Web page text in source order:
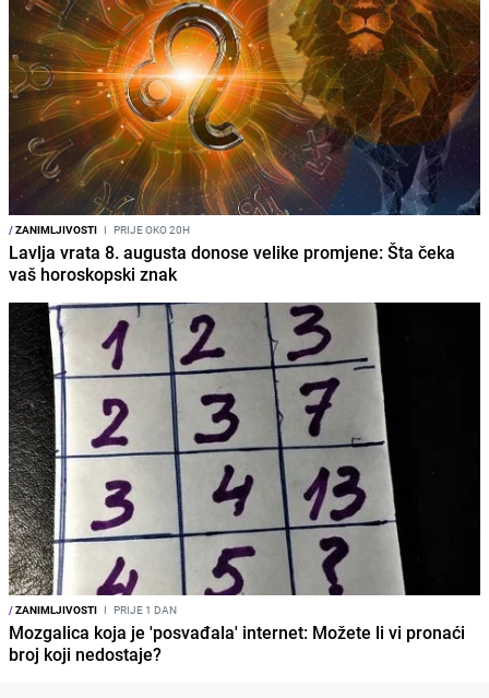
/ZANIMLJIVOSTI I PRIJE OKO 20H
Lavlja vrata 8. augusta donose velike promjene: Šta čeka
vaš horoskopski znak
/ZANIMLJIVOSTI I PRIJE 1 DAN
Mozgalica koja je 'posvađala' internet: Možete li vi pronaći
broj koji nedostaje?